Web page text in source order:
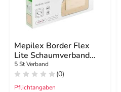
Mepilex Border Flex
Lite Schaumverband
10x10 cm
5 St Verband
(0)
Pflichtangaben